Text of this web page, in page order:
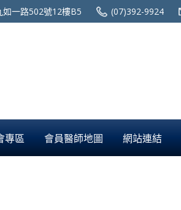
如一路502號12樓B5 (07)392-9924
專區 會員醫師地圖 網站連結